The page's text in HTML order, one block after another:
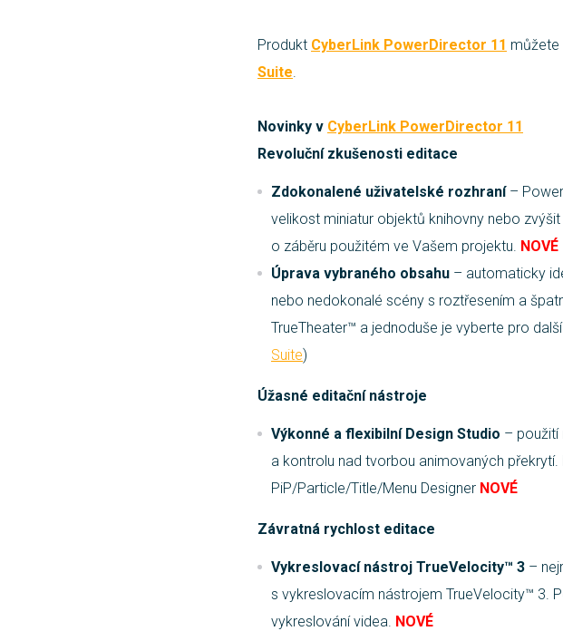
Produkt CyberLink PowerDirector 11 můžete
Suite.
Novinky v CyberLink PowerDirector 11
Revoluční zkušenosti editace
Zdokonalené uživatelské rozhraní–
velikost miniatur objektů knihovny nebo
o záběru použitém ve Vašem projektu. NOVÉ
Úprava vybraného obsahu – automaticky
nebo nedokonalé scény s roztřesením a
TrueTheater™ a jednoduše je vyberte pro
Suite)
Úžasné editační nástroje
Výkonné a flexibilní Design Studio – použití
a kontrolu nad tvorbou animovaných
PiP/Particle/Title/Menu Designer NOVÉ
Závratná rychlost editace
Vykreslovací nástroj TrueVelocity™ 3 –
s vykreslovacím nástrojem TrueVelocity™ 3.
vykreslování videa. NOVÉ